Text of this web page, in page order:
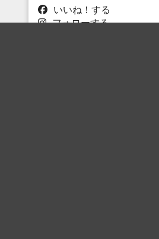
いいね！する
フォローする